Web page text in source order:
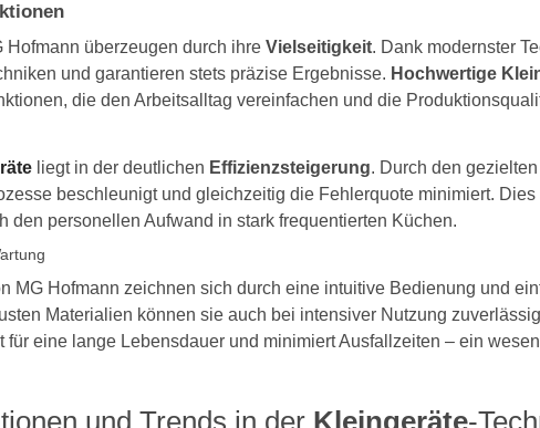
Hofmann überzeugen durch ihre Vielseitigkeit. Dank modernster
und garantieren stets präzise Ergebnisse. Hochwertige
die den Arbeitsalltag vereinfachen und die
liegt in der deutlichen Effizienzsteigerung. Durch den
beschleunigt und gleichzeitig die Fehlerquote minimiert. Dies
den personellen Aufwand in stark frequentierten Küchen.
MG Hofmann zeichnen sich durch eine intuitive Bedienung und
Materialien können sie auch bei intensiver Nutzung
für eine lange Lebensdauer und minimiert Ausfallzeiten – ein
und Trends in der Kleingeräte-